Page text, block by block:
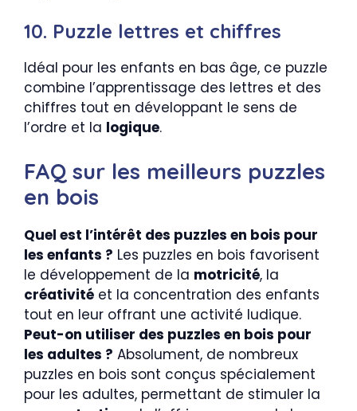
10. Puzzle lettres et chiffres
Idéal pour les enfants en bas âge, ce puzzle
combine l’apprentissage des lettres et des
chiffres tout en développant le sens de
l’ordre et la logique.
FAQ sur les meilleurs puzzles
en bois
Quel est l’intérêt des puzzles en bois pour
les enfants ? Les puzzles en bois favorisent
le développement de la motricité, la
créativité et la concentration des enfants
tout en leur offrant une activité ludique.
Peut-on utiliser des puzzles en bois pour
les adultes ? Absolument, de nombreux
puzzles en bois sont conçus spécialement
pour les adultes, permettant de stimuler la